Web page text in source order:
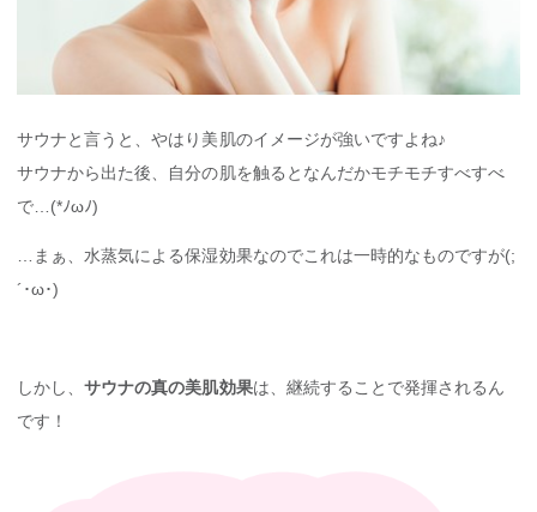
サウナと言うと、やはり美肌のイメージが強いですよね♪
サウナから出た後、自分の肌を触るとなんだかモチモチすべすべ
で…(*ﾉωﾉ)
…まぁ、水蒸気による保湿効果なのでこれは一時的なものですが(;
´･ω･)
しかし、サウナの真の美肌効果は、継続することで発揮されるん
です！